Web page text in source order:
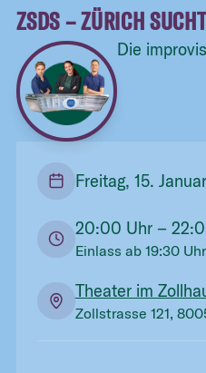
ZSDS – ZÜRICH
Die
Freitag, 15.
20:00 Uhr–
Einlass ab 19:30Uhr
Theater im
Zollstrasse 121,